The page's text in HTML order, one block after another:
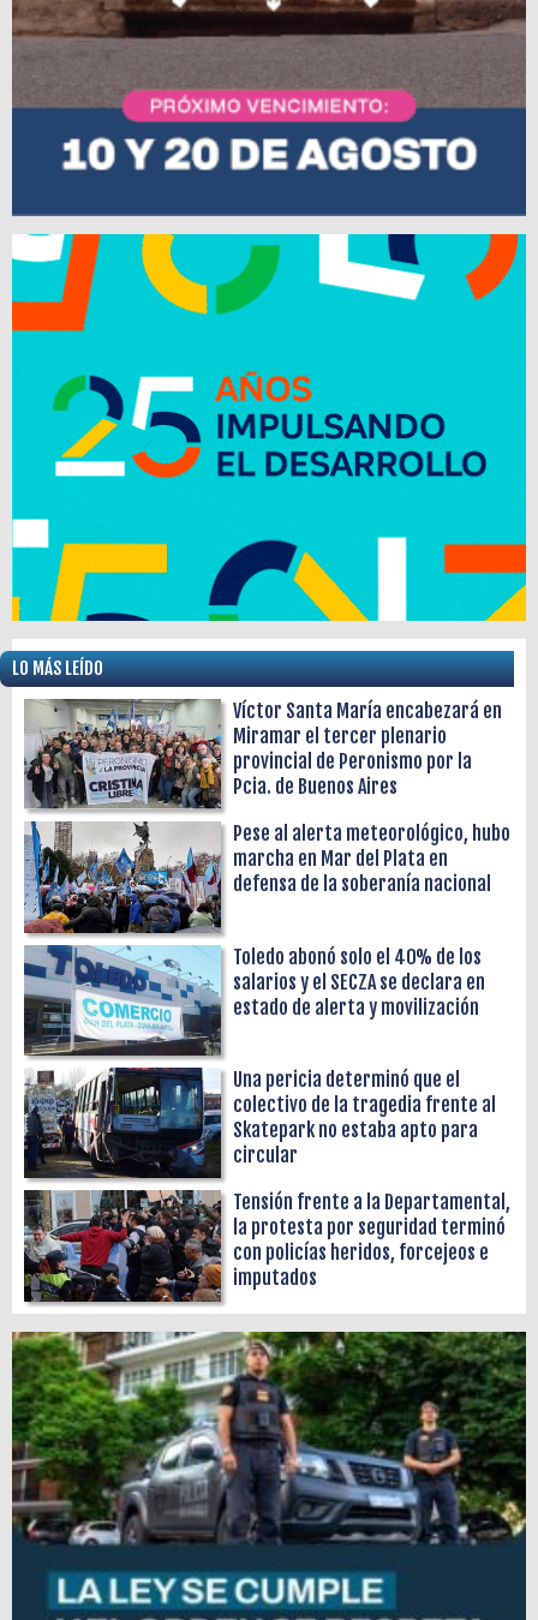
LO MÁS LEÍDO
Víctor Santa María encabezará en
Miramar el tercer plenario
provincial de Peronismo por la
Pcia. de Buenos Aires
Pese al alerta meteorológico, hubo
marcha en Mar del Plata en
defensa de la soberanía nacional
Toledo abonó solo el 40% de los
salarios y el SECZA se declara en
estado de alerta y movilización
Una pericia determinó que el
colectivo de la tragedia frente al
Skatepark no estaba apto para
circular
Tensión frente a la Departamental,
la protesta por seguridad terminó
con policías heridos, forcejeos e
imputados